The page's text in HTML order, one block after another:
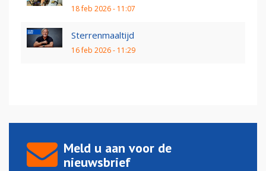
18 feb 2026 - 11:07
Sterrenmaaltijd
16 feb 2026 - 11:29
Meld u aan voor de
nieuwsbrief